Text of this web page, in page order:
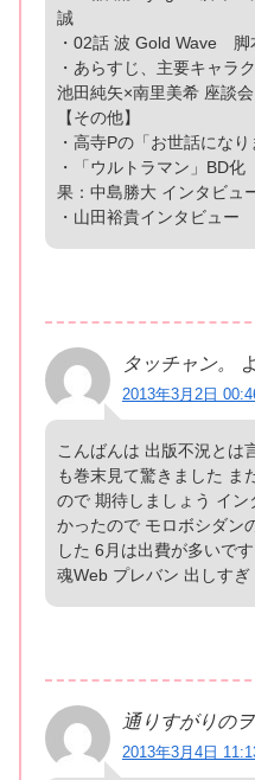
誠
・02話 波 Gold Wave 脚
・あらすじ、主要キャラ
池田純矢×南里美希 座談会
【その他】
・高寺Pの「お世話にな
・「ウルトラマン」BD
果：中島勝大 インタビュ
・山田裕貴インタビュー
タッチャン。
2013年3月2日
こんばんは 出版不況とは
も巻末見て驚きました ま
ので 期待しましょう イ
かったので モロボシダン
した 6月は出費が多いです
魂Web プレバン 出しすぎ
通りすがりの
2013年3月4日